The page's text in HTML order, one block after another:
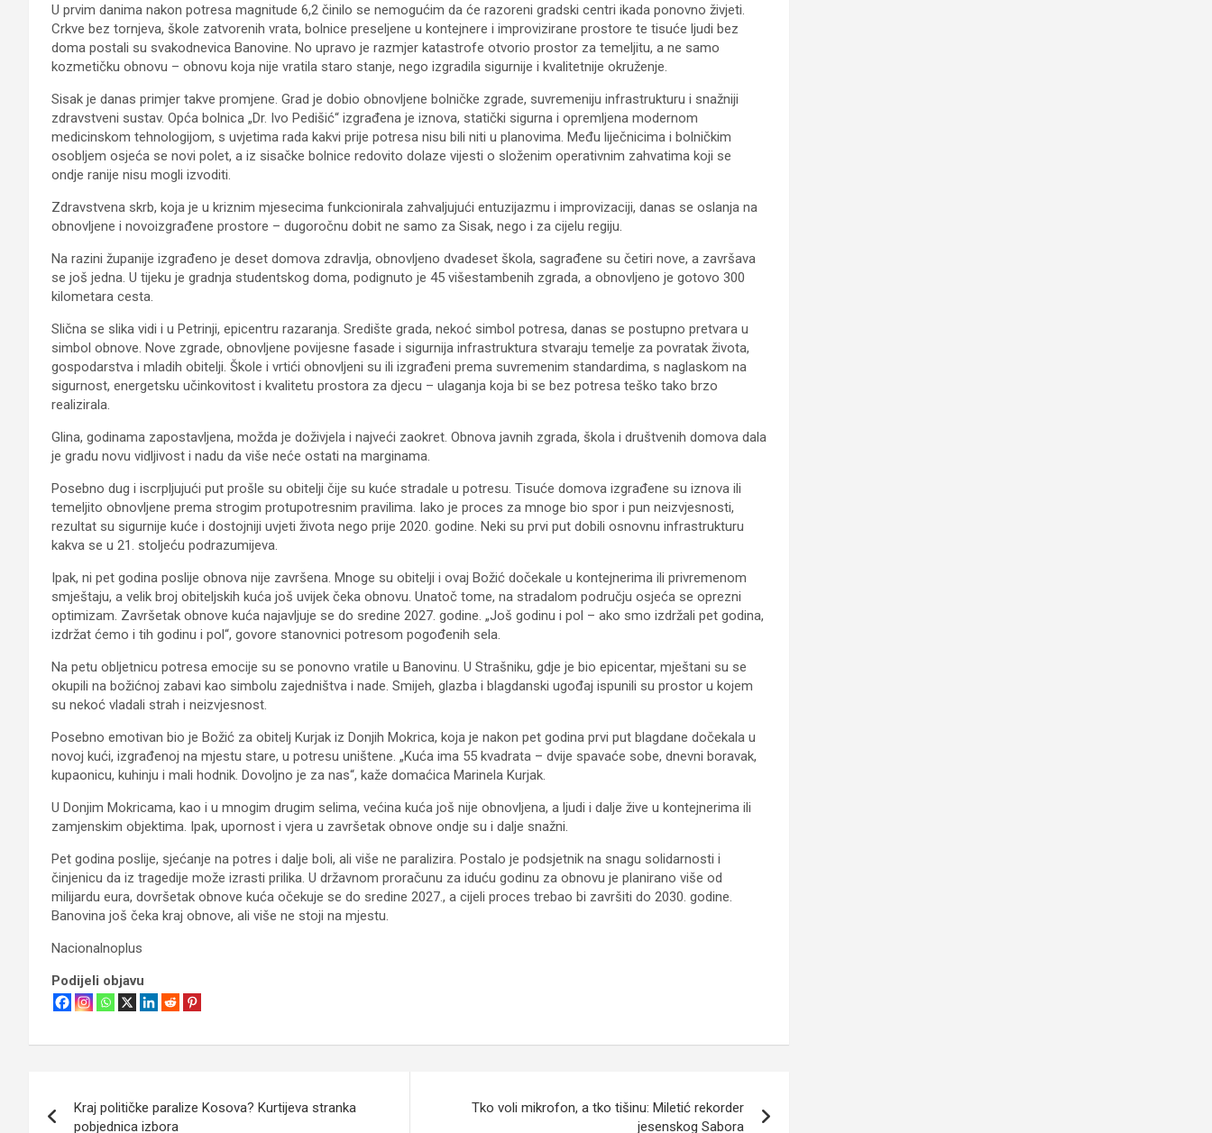
U prvim danima nakon potresa magnitude 6,2 činilo se nemogućim da će razoreni gradski centri ikada ponovno živjeti.
Crkve bez tornjeva, škole zatvorenih vrata, bolnice preseljene u kontejnere i improvizirane prostore te tisuće ljudi bez
doma postali su svakodnevica Banovine. No upravo je razmjer katastrofe otvorio prostor za temeljitu, a ne samo
kozmetičku obnovu – obnovu koja nije vratila staro stanje, nego izgradila sigurnije i kvalitetnije okruženje.
Sisak je danas primjer takve promjene. Grad je dobio obnovljene bolničke zgrade, suvremeniju infrastrukturu i snažniji
zdravstveni sustav. Opća bolnica „Dr. Ivo Pedišić“ izgrađena je iznova, statički sigurna i opremljena modernom
medicinskom tehnologijom, s uvjetima rada kakvi prije potresa nisu bili niti u planovima. Među liječnicima i bolničkim
osobljem osjeća se novi polet, a iz sisačke bolnice redovito dolaze vijesti o složenim operativnim zahvatima koji se
ondje ranije nisu mogli izvoditi.
Zdravstvena skrb, koja je u kriznim mjesecima funkcionirala zahvaljujući entuzijazmu i improvizaciji, danas se oslanja na
obnovljene i novoizgrađene prostore – dugoročnu dobit ne samo za Sisak, nego i za cijelu regiju.
Na razini županije izgrađeno je deset domova zdravlja, obnovljeno dvadeset škola, sagrađene su četiri nove, a završava
se još jedna. U tijeku je gradnja studentskog doma, podignuto je 45 višestambenih zgrada, a obnovljeno je gotovo 300
kilometara cesta.
Slična se slika vidi i u Petrinji, epicentru razaranja. Središte grada, nekoć simbol potresa, danas se postupno pretvara u
simbol obnove. Nove zgrade, obnovljene povijesne fasade i sigurnija infrastruktura stvaraju temelje za povratak života,
gospodarstva i mladih obitelji. Škole i vrtići obnovljeni su ili izgrađeni prema suvremenim standardima, s naglaskom na
sigurnost, energetsku učinkovitost i kvalitetu prostora za djecu – ulaganja koja bi se bez potresa teško tako brzo
realizirala.
Glina, godinama zapostavljena, možda je doživjela i najveći zaokret. Obnova javnih zgrada, škola i društvenih domova dala
je gradu novu vidljivost i nadu da više neće ostati na marginama.
Posebno dug i iscrpljujući put prošle su obitelji čije su kuće stradale u potresu. Tisuće domova izgrađene su iznova ili
temeljito obnovljene prema strogim protupotresnim pravilima. Iako je proces za mnoge bio spor i pun neizvjesnosti,
rezultat su sigurnije kuće i dostojniji uvjeti života nego prije 2020. godine. Neki su prvi put dobili osnovnu infrastrukturu
kakva se u 21. stoljeću podrazumijeva.
Ipak, ni pet godina poslije obnova nije završena. Mnoge su obitelji i ovaj Božić dočekale u kontejnerima ili privremenom
smještaju, a velik broj obiteljskih kuća još uvijek čeka obnovu. Unatoč tome, na stradalom području osjeća se oprezni
optimizam. Završetak obnove kuća najavljuje se do sredine 2027. godine. „Još godinu i pol – ako smo izdržali pet godina,
izdržat ćemo i tih godinu i pol“, govore stanovnici potresom pogođenih sela.
Na petu obljetnicu potresa emocije su se ponovno vratile u Banovinu. U Strašniku, gdje je bio epicentar, mještani su se
okupili na božićnoj zabavi kao simbolu zajedništva i nade. Smijeh, glazba i blagdanski ugođaj ispunili su prostor u kojem
su nekoć vladali strah i neizvjesnost.
Posebno emotivan bio je Božić za obitelj Kurjak iz Donjih Mokrica, koja je nakon pet godina prvi put blagdane dočekala u
novoj kući, izgrađenoj na mjestu stare, u potresu uništene. „Kuća ima 55 kvadrata – dvije spavaće sobe, dnevni boravak,
kupaonicu, kuhinju i mali hodnik. Dovoljno je za nas“, kaže domaćica Marinela Kurjak.
U Donjim Mokricama, kao i u mnogim drugim selima, većina kuća još nije obnovljena, a ljudi i dalje žive u kontejnerima ili
zamjenskim objektima. Ipak, upornost i vjera u završetak obnove ondje su i dalje snažni.
Pet godina poslije, sjećanje na potres i dalje boli, ali više ne paralizira. Postalo je podsjetnik na snagu solidarnosti i
činjenicu da iz tragedije može izrasti prilika. U državnom proračunu za iduću godinu za obnovu je planirano više od
milijardu eura, dovršetak obnove kuća očekuje se do sredine 2027., a cijeli proces trebao bi završiti do 2030. godine.
Banovina još čeka kraj obnove, ali više ne stoji na mjestu.
Nacionalnoplus
Podijeli objavu
objava
Kraj političke paralize Kosova? Kurtijeva stranka
pobjednica izbora
Tko voli mikrofon, a tko tišinu: Miletić rekorder
jesenskog Sabora